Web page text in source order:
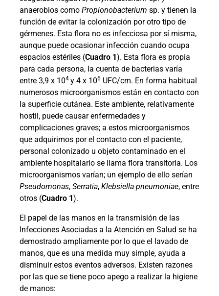
anaerobios como Propionobacterium sp. y tienen la
función de evitar la colonización por otro tipo de
gérmenes. Esta flora no es infecciosa por sí misma,
aunque puede ocasionar infección cuando ocupa
espacios estériles (Cuadro 1). Esta flora es propia
para cada persona, la cuenta de bacterias varía
entre 3,9 x 104 y 4 x 106 UFC/cm. En forma habitual
numerosos microorganismos están en contacto con
la superficie cutánea. Este ambiente, relativamente
hostil, puede causar enfermedades y
complicaciones graves; a estos microorganismos
que adquirimos por el contacto con el paciente,
personal colonizado u objeto contaminado en el
ambiente hospitalario se llama flora transitoria. Los
microorganismos varían; un ejemplo de ello serían
Pseudomonas, Serratia, Klebsiella pneumoniae, entre
otros (Cuadro 1).
El papel de las manos en la transmisión de las
Infecciones Asociadas a la Atención en Salud se ha
demostrado ampliamente por lo que el lavado de
manos, que es una medida muy simple, ayuda a
disminuir estos eventos adversos. Existen razones
por las que se tiene poco apego a realizar la higiene
de manos: